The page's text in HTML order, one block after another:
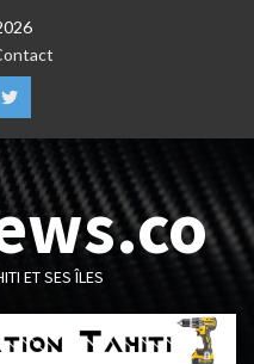
Twitter
ET SES ÎLES